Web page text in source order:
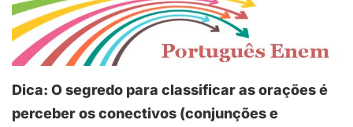
Dica: O segredo para classificar as orações é
perceber os conectivos (conjunções e